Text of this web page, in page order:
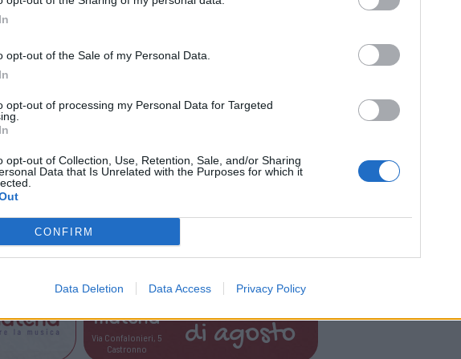
opt-out of the Sale of my Personal Data.
opt-out of processing my Personal Data for Targeted
opt-out of Collection, Use, Retention, Sale, and/or Sharing
Data that Is Unrelated with the Purposes for which it
CONFIRM
Data Deletion Data Access Privacy Policy
richiesta prevede il ripristino, come
nei primi mesi dopo il ritorno del mercato
collegamento fluviale
delle due amministrazioni,
interamente dalla società ferroviaria.
una breve guida in cui veniva
viabilità durante il mese di lavoro. In
da parte degli enti l’a
immaginarsi uno scenario simile a
Via Confalonieri, 5
Castronno
di agosto